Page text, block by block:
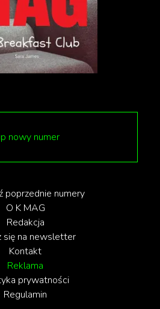
nowy numer
poprzednie numery
O K MAG
Redakcja
się na newsletter
Kontakt
Reklama
prywatności
Regulamin